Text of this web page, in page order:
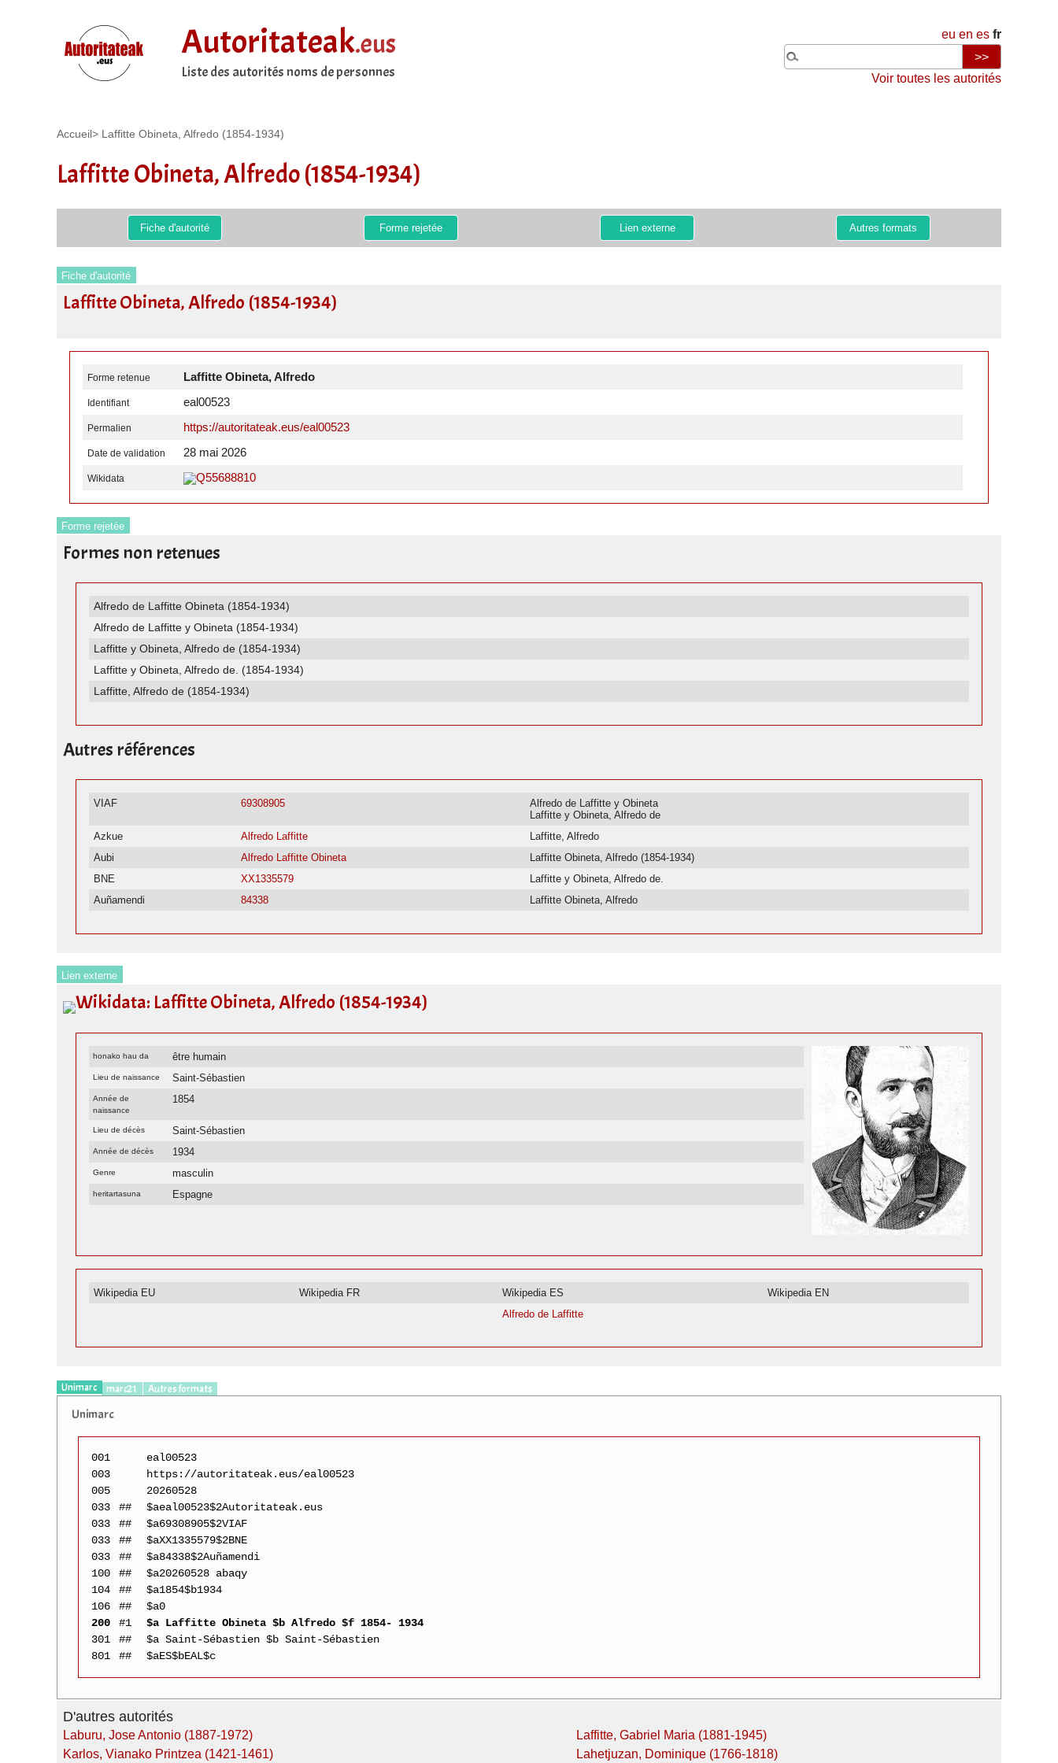
Autoritateak.eus
Liste des autorités noms de personnes
eu en es fr
Voir toutes les autorités
Accueil> Laffitte Obineta, Alfredo (1854-1934)
Laffitte Obineta, Alfredo (1854-1934)
Fiche d'autorité Forme rejetée Lien externe Autres formats
Fiche d'autorité
Laffitte Obineta, Alfredo (1854-1934)
Forme retenue Laffitte Obineta, Alfredo
Identifiant eal00523
Permalien https://autoritateak.eus/eal00523
Date de validation 28 mai 2026
Wikidata Q55688810
Forme rejetée
Formes non retenues
Alfredo de Laffitte Obineta (1854-1934)
Alfredo de Laffitte y Obineta (1854-1934)
Laffitte y Obineta, Alfredo de (1854-1934)
Laffitte y Obineta, Alfredo de. (1854-1934)
Laffitte, Alfredo de (1854-1934)
Autres références
VIAF 69308905
Alfredo de Laffitte y Obineta
Laffitte y Obineta, Alfredo de
Azkue
Alfredo Laffitte
Laffitte, Alfredo
Aubi
Alfredo Laffitte Obineta
Laffitte Obineta, Alfredo (1854-1934)
BNE
XX1335579
Laffitte y Obineta, Alfredo de.
Auñamendi
84338 Laffitte Obineta, Alfredo
Lien externe
Wikidata: Laffitte Obineta, Alfredo (1854-1934)
honako hau da être humain
Lieu de naissance Saint-Sébastien
Année de
naissance
1854
Lieu de décès Saint-Sébastien
Année de décès 1934
Genre masculin
heritartasuna Espagne
Wikipedia EU Wikipedia FR Wikipedia ES
Wikipedia EN
Alfredo de Laffitte
Unimarc marc21 Autres formats
Unimarc
001
eal00523
003
https://autoritateak.eus/eal00523
005
20260528
033
##
$aeal00523$2Autoritateak.eus
033
##
$a69308905$2VIAF
033
##
$aXX1335579$2BNE
033
##
$a84338$2Auñamendi
100
##
$a20260528 abaqy
104
##
$a1854$b1934
106
##
$a0
200
#1
$a Laffitte Obineta $b Alfredo $f 1854- 1934
301
##
$a Saint-Sébastien $b Saint-Sébastien
801
## $aES$bEAL$c
D'autres autorités
Laburu, Jose Antonio (1887-1972)
Karlos, Vianako Printzea (1421-1461)
Laffitte, Gabriel Maria (1881-1945)
Lahetjuzan, Dominique (1766-1818)